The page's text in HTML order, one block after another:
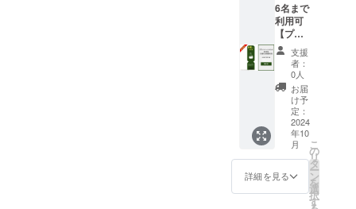
す。詳
しいお
値段
は、ご
予約の
際にHP
もしく
は予約
サイト
よりご
確認く
ださ
(URL：
coming
金の目
安：2名
宿泊
（食事
無）：
合計
48,000
円〜、4
名宿泊
（食事
無）：
合計
円〜、8
名宿泊
となり
ます。
食材は
付きま
せん。
ご自由
にお持
ち込み
くださ
い。 ・
有効期
間：
2024年
10月1
時にご
利用い
ただけ
ます。
30,000
円割引
でご利
用いた
だけま
す。 ・
現金へ
の交換
はでき
6名まで
利用可
【プラ
イベー
トサウ
ナ＆
BBQ日
帰り特
別プラ
ン 3時
間利
用】 日
帰り割
引コー
ド
36,000
支援
者：
0人
お届
け予
定：
2024
年10
月
詳細を見る
こ
の
リ
タ
ー
ン
を
選
択
す